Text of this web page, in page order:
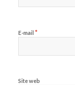
E-mail *
Site web